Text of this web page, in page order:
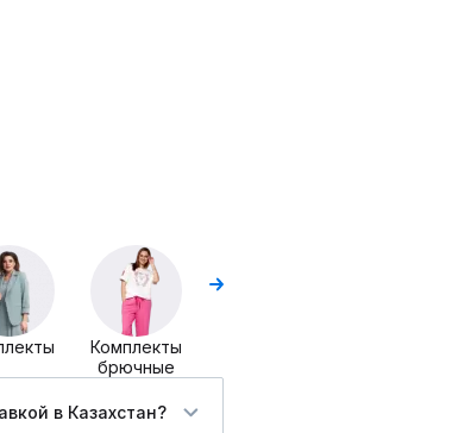
Комплекты
брючные
в Казахстан?